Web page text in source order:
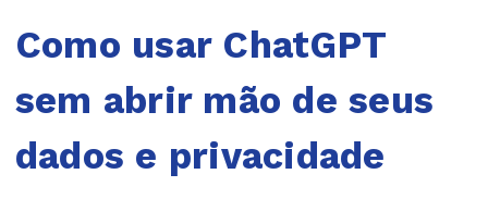
Como usar ChatGPT
sem abrir mão de seus
dados e privacidade